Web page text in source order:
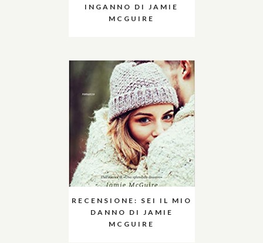
INGANNO DI JAMIE
MCGUIRE
RECENSIONE: SEI IL MIO
DANNO DI JAMIE
MCGUIRE